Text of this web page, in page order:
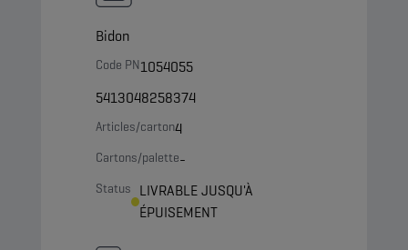
Bidon
Code PN1054055
5413048258374
Articles/carton4
Cartons/palette-
Status
LIVRABLE JUSQU'À
ÉPUISEMENT